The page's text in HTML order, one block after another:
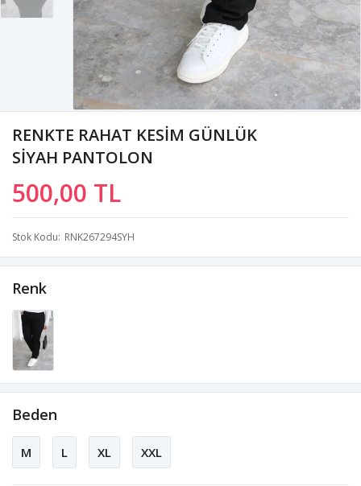
RENKTE RAHAT KESİM GÜNLÜK
SİYAH PANTOLON
500,00 TL
Stok Kodu RNK267294SYH
Renk
Beden
M L XL XXL